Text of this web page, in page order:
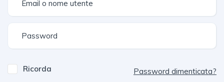
Ricorda Password dimenticata?